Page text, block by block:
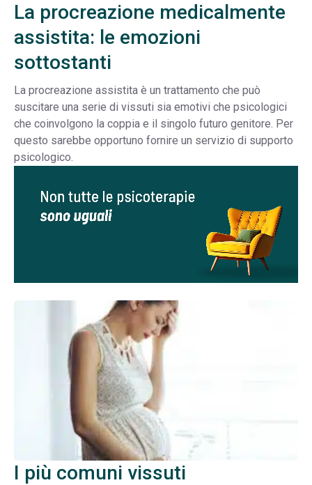
La procreazione medicalmente
assistita: le emozioni
sottostanti
La procreazione assistita è un trattamento che può
suscitare una serie di vissuti sia emotivi che psicologici
che coinvolgono la coppia e il singolo futuro genitore. Per
questo sarebbe opportuno fornire un servizio di supporto
psicologico.
I più comuni vissuti